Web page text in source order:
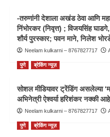
-तरुणांनी देशाला अखंड ठेवा आणि
निंभोरकर (निवृत्त) ; विजयसिंह
शौर्य पुरस्कार; पवन माने, निलेश भोरडे
Neelam kulkarni – 8767827717
पुणे ब्रेकिंग न्यूज़
सोशल मीडियावर ट्रेंडिंग असलेल्या
अभिनेत्री ऐश्वर्या हरिशंकर नक्की
Neelam kulkarni – 8767827717
पुणे ब्रेकिंग न्यूज़